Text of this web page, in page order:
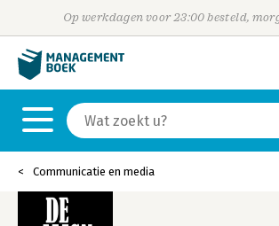
Op werkdagen voor 23:00 besteld,
Communicatie en media